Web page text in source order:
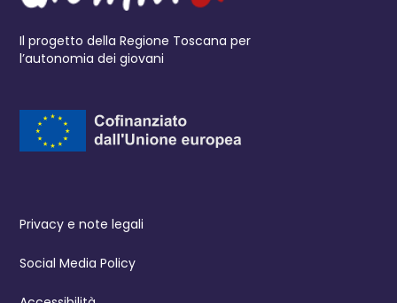
Il progetto della Regione Toscana per
l’autonomia dei giovani
Privacy e note legali
Social Media Policy